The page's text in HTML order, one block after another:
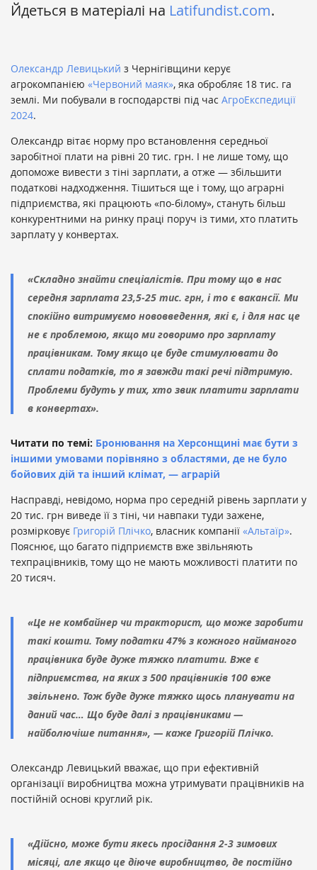
Йдеться в матеріалі на Latifundist.com.
Олександр Левицький з Чернігівщини керує
агрокомпанією «Червоний маяк», яка обробляє 18 тис. га
землі. Ми побували в господарстві під час АгроЕкспедиції
2024.
Олександр вітає норму про встановлення середньої
заробітної плати на рівні 20 тис. грн. І не лише тому, що
допоможе вивести з тіні зарплати, а отже — збільшити
податкові надходження. Тішиться ще і тому, що аграрні
підприємства, які працюють «по-білому», стануть більш
конкурентними на ринку праці поруч із тими, хто платить
зарплату у конвертах.
«Складно знайти спеціалістів. При тому що в нас
середня зарплата 23,5-25 тис. грн, і то є вакансії. Ми
спокійно витримуємо нововведення, які є, і для нас це
не є проблемою, якщо ми говоримо про зарплату
працівникам. Тому якщо це буде стимулювати до
сплати податків, то я завжди такі речі підтримую.
Проблеми будуть у тих, хто звик платити зарплати
в конвертах».
Читати по темі: Бронювання на Херсонщині має бути з
іншими умовами порівняно з областями, де не було
бойових дій та інший клімат, — аграрій
Насправді, невідомо, норма про середній рівень зарплати у
20 тис. грн виведе її з тіні, чи навпаки туди зажене,
розмірковує Григорій Плічко, власник компанії «Альтаїр».
Пояснює, що багато підприємств вже звільняють
техпрацівників, тому що не мають можливості платити по
20 тисяч.
«Це не комбайнер чи тракторист, що може заробити
такі кошти. Тому податки 47% з кожного найманого
працівника буде дуже тяжко платити. Вже є
підприємства, на яких з 500 працівників 100 вже
звільнено. Тож буде дуже тяжко щось планувати на
даний час… Що буде далі з працівниками —
найболючіше питання», — каже Григорій Плічко.
Олександр Левицький вважає, що при ефективній
організації виробництва можна утримувати працівників на
постійній основі круглий рік.
«Дійсно, може бути якесь просідання 2-3 зимових
місяці, але якщо це діюче виробництво, де постійно